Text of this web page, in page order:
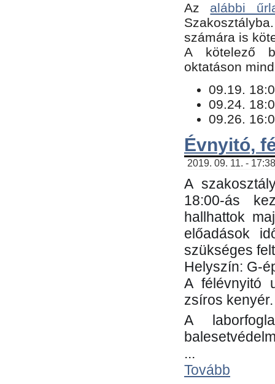
Az alábbi
számára is
​A kötelező
oktatáson
09.19.
09.24.
09.26.
Évnyitó,
2019. 09. 11. -
A
18:00-ás
hallhattok
előadások
szükséges
Helyszín: G-
A félévnyitó
zsíros kenyér.
A
...
Tovább